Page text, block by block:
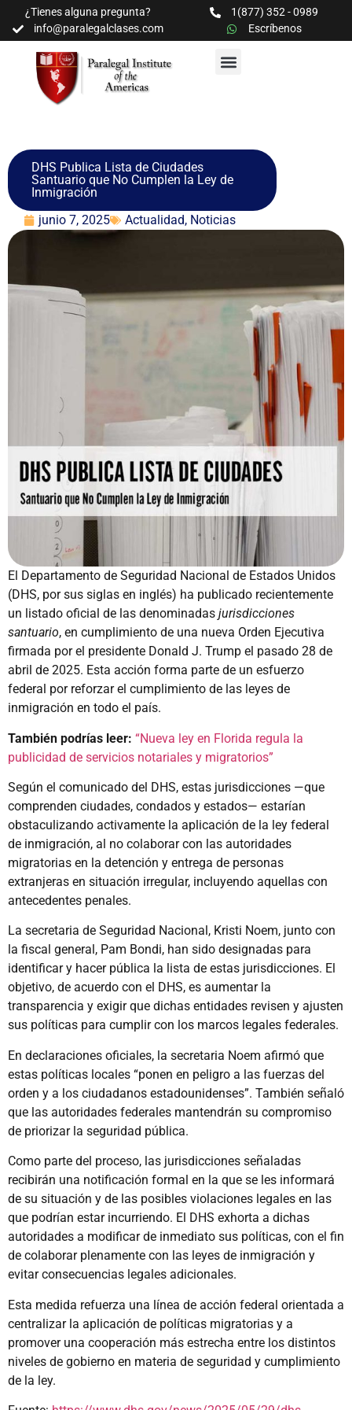
¿Tienes alguna pregunta?
1(877) 352 - 0989
info@paralegalclases.com
Escríbenos
DHS Publica Lista de Ciudades
Santuario que No Cumplen la Ley de
Inmigración
junio 7, 2025
Actualidad, Noticias
El Departamento de Seguridad Nacional de Estados Unidos
(DHS, por sus siglas en inglés) ha publicado recientemente
un listado oficial de las denominadas jurisdicciones
santuario, en cumplimiento de una nueva Orden Ejecutiva
firmada por el presidente Donald J. Trump el pasado 28 de
abril de 2025. Esta acción forma parte de un esfuerzo
federal por reforzar el cumplimiento de las leyes de
inmigración en todo el país.
También podrías leer: “Nueva ley en Florida regula la
publicidad de servicios notariales y migratorios”
Según el comunicado del DHS, estas jurisdicciones —que
comprenden ciudades, condados y estados— estarían
obstaculizando activamente la aplicación de la ley federal
de inmigración, al no colaborar con las autoridades
migratorias en la detención y entrega de personas
extranjeras en situación irregular, incluyendo aquellas con
antecedentes penales.
La secretaria de Seguridad Nacional, Kristi Noem, junto con
la fiscal general, Pam Bondi, han sido designadas para
identificar y hacer pública la lista de estas jurisdicciones. El
objetivo, de acuerdo con el DHS, es aumentar la
transparencia y exigir que dichas entidades revisen y ajusten
sus políticas para cumplir con los marcos legales federales.
En declaraciones oficiales, la secretaria Noem afirmó que
estas políticas locales “ponen en peligro a las fuerzas del
orden y a los ciudadanos estadounidenses”. También señaló
que las autoridades federales mantendrán su compromiso
de priorizar la seguridad pública.
Como parte del proceso, las jurisdicciones señaladas
recibirán una notificación formal en la que se les informará
de su situación y de las posibles violaciones legales en las
que podrían estar incurriendo. El DHS exhorta a dichas
autoridades a modificar de inmediato sus políticas, con el fin
de colaborar plenamente con las leyes de inmigración y
evitar consecuencias legales adicionales.
Esta medida refuerza una línea de acción federal orientada a
centralizar la aplicación de políticas migratorias y a
promover una cooperación más estrecha entre los distintos
niveles de gobierno en materia de seguridad y cumplimiento
de la ley.